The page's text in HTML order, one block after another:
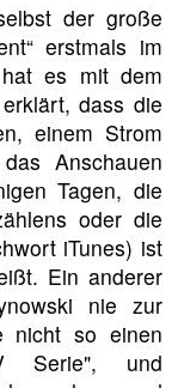
der große
erstmals im
hat es mit dem
dass die
einem Strom
Anschauen
Tagen, die
oder die
iTunes) ist
Ein anderer
nie zur
nicht so einen
Serie", und